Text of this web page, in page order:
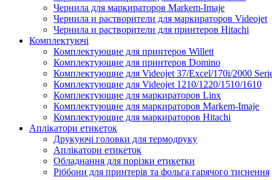
Каплеструйный принтер CodPad S200 Plus для
Чернила для маркираторов Markem-Imaje
Чернила и растворители для маркираторов Videojet
Чернила и растворители для принтеров Hitachi
Комплектуючі
Комплектующие для принтеров Willett
Комплектующие для принтеров Domino
Комплектующие для Videojet 37/Excel/170i/2000
Комплектующие для Videojet 1210/1220/1510/1610
Комплектующие для маркираторов Linx
Комплектующие для маркираторов Markem-Imaje
Комплектующие для маркираторов Hitachi
Аплікатори етикеток
Друкуючі головки для термодруку
Аплікатори етикеток
Обладнання для порізки етикетки
Ріббони для принтерів та фольга гарячого тиснення